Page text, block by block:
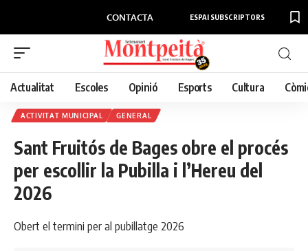
CONTACTA ESPAI SUBSCRIPTORS
Actualitat Escoles Opinió Esports Cultura
ACTIVITAT MUNICIPAL GENERAL
Sant Fruitós de Bages obre el procés
per escollir la Pubilla i l’Hereu del
2026
Obert el termini per al pubillatge 2026